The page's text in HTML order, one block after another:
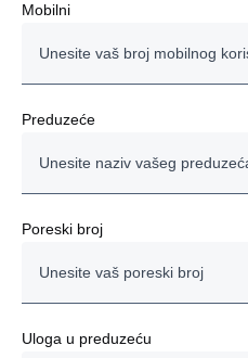
Mobilni
Preduzeće
Poreski broj
Uloga u preduzeću